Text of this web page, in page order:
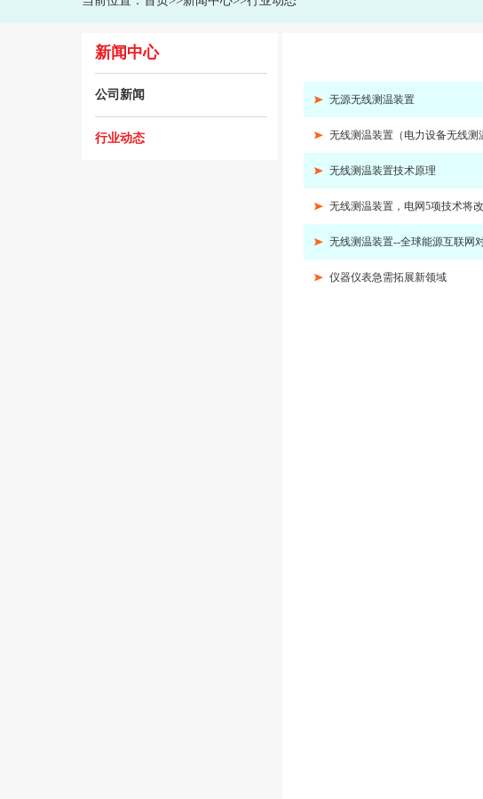
新闻中心
公司新闻
行业动态
无源无线测温装置
无线测温装置（电力设备无线测
无线测温装置技术原理
无线测温装置，电网5项技术将
无线测温装置--全球能源互联网
仪器仪表急需拓展新领域